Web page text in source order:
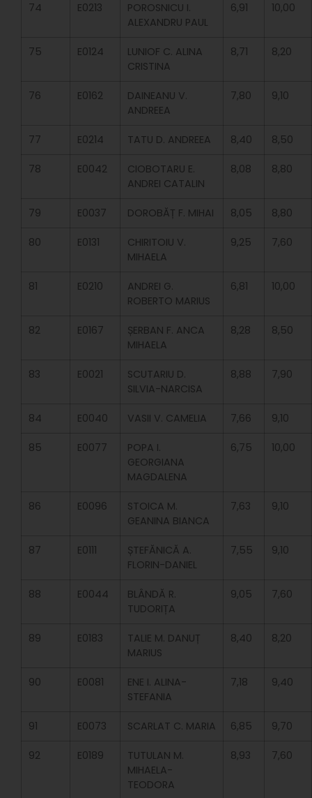
74 E0213
POROSNICU I.
ALEXANDRU PAUL
6,91 10,00
75 E0124
LUNIOF C. ALINA
CRISTINA
8,71 8,20
76 E0162
DAINEANU V.
ANDREEA
7,80 9,10
77 E0214 TATU D. ANDREEA 8,40 8,50
78 E0042
CIOBOTARU E.
ANDREI CATALIN
8,08 8,80
79 E0037 DOROBĂȚ F. MIHAI 8,05 8,80
80 E0131
CHIRITOIU V.
MIHAELA
9,25 7,60
81 E0210
ANDREI G.
ROBERTO MARIUS
6,81 10,00
82 E0167
ȘERBAN F. ANCA
MIHAELA
8,28 8,50
83 E0021
SCUTARIU D.
SILVIA-NARCISA
8,88 7,90
84 E0040 VASII V. CAMELIA 7,66 9,10
85 E0077
POPA I.
GEORGIANA
MAGDALENA
6,75 10,00
86 E0096
STOICA M.
GEANINA BIANCA
7,63 9,10
87 E0111
ȘTEFĂNICĂ A.
FLORIN-DANIEL
7,55 9,10
88 E0044
BLÂNDĂ R.
TUDORIȚA
9,05 7,60
89 E0183
TALIE M. DANUȚ
MARIUS
8,40 8,20
90 E0081
ENE I. ALINA-
STEFANIA
7,18 9,40
91 E0073 SCARLAT C. MARIA 6,85 9,70
92 E0189
TUTULAN M.
MIHAELA-
TEODORA
8,93 7,60